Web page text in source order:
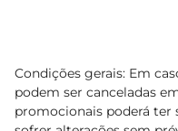
Condições gerais: Em
podem ser canceladas
promocionais poderá ter